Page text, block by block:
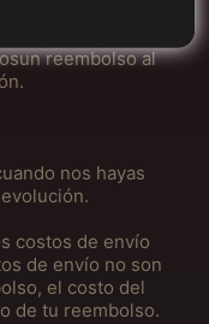
cuando fue
para
reembolso al
nos hayas
costos de envío
de envío no son
el costo del
de tu reembolso.